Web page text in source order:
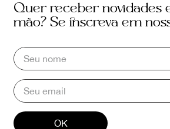
Quer receber novidades
mão? Se inscreva em
OK